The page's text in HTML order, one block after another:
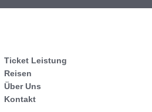
Ticket Leistung
Reisen
Über Uns
Kontakt